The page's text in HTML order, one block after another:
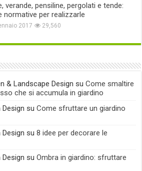
verande, pensiline, pergolati e tende:
normative per realizzarle
2017 29,560
& Landscape Design suCome smaltire
che si accumula in giardino
Design suCome sfruttare un giardino
Design su8 idee per decorare le
Design suOmbra in giardino: sfruttare